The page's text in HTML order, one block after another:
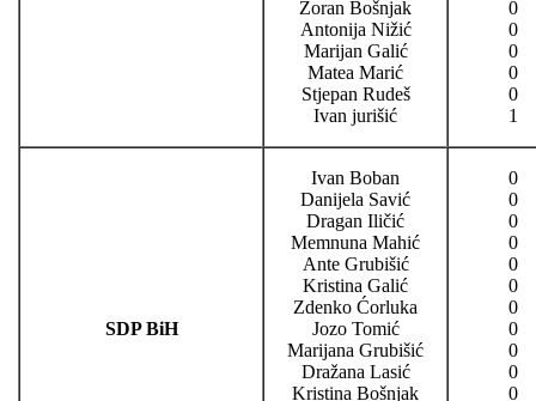
Zoran Bošnjak
Antonija Nižić
Marijan Galić
Matea Marić
Stjepan Rudeš
Ivan jurišić
0
0
0
0
0
1
SDP BiH
Ivan Boban
Danijela Savić
Dragan Iličić
Memnuna Mahić
Ante Grubišić
Kristina Galić
Zdenko Ćorluka
Jozo Tomić
Marijana Grubišić
Dražana Lasić
Kristina Bošnjak
0
0
0
0
0
0
0
0
0
0
0